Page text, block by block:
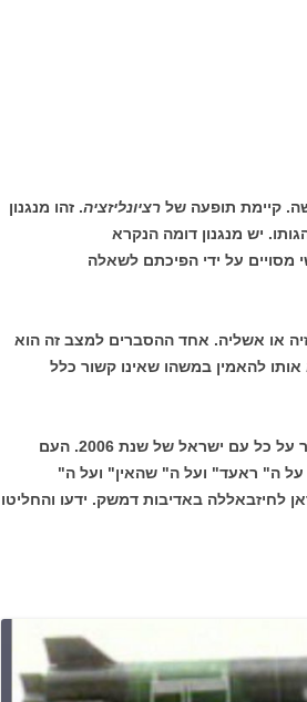
קיימת תופעה של רציונליזציה. זהו מנגנון
יש מנגנון דומה הנקרא
על ידי הפיכתם לשאלה
או אשליה. אחד ההסברים למצב זה הוא
להאמין במשהו שאינו קשור כלל
כל מה שנאמר כאן על השמאל לפני שש שנים ניתן להאמר על כל עם ישראל של שנת 2006. העם
ידעו על ה" ראעד" ועל ה" שהאין" ועל ה"
לחיזבאללה באדיבות דמשק. ידעו והחליטו